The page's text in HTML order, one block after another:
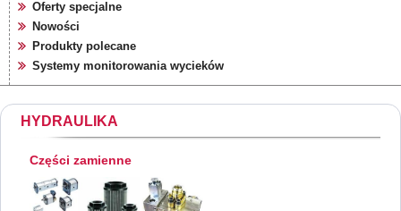
Oferty specjalne
Nowości
Produkty polecane
Systemy monitorowania wycieków
HYDRAULIKA
Części zamienne